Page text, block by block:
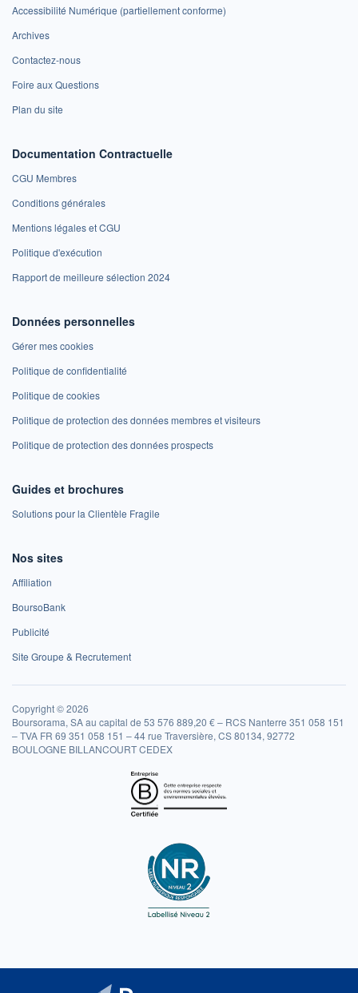
Accessibilité Numérique (partiellement conforme)
Archives
Contactez-nous
Foire aux Questions
Plan du site
Documentation Contractuelle
CGU Membres
Conditions générales
Mentions légales et CGU
Politique d'exécution
Rapport de meilleure sélection 2024
Données personnelles
Gérer mes cookies
Politique de confidentialité
Politique de cookies
Politique de protection des données membres et visiteurs
Politique de protection des données prospects
Guides et brochures
Solutions pour la Clientèle Fragile
Nos sites
Affiliation
BoursoBank
Publicité
Site Groupe & Recrutement
Copyright © 2026
Boursorama, SA au capital de 53 576 889,20 € – RCS Nanterre 351 058 151
– TVA FR 69 351 058 151 – 44 rue Traversière, CS 80134, 92772
BOULOGNE BILLANCOURT CEDEX